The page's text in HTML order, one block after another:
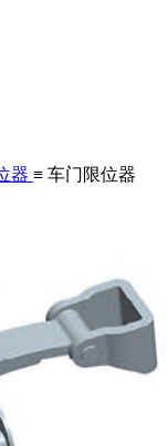
器 ≡ 车门限位器